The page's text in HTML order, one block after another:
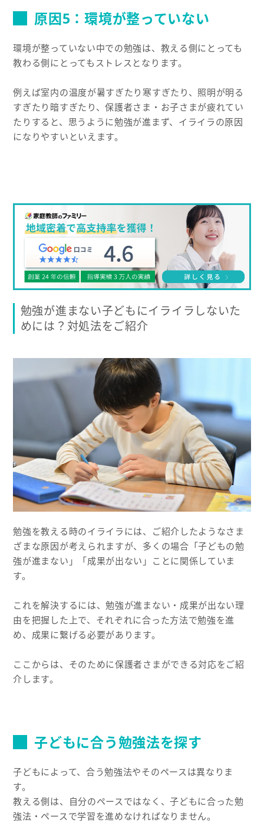
原因5：環境が整っていない
環境が整っていない中での勉強は、教える側にとっても
教わる側にとってもストレスとなります。
例えば室内の温度が暑すぎたり寒すぎたり、照明が明る
すぎたり暗すぎたり、保護者さま・お子さまが疲れてい
たりすると、思うように勉強が進まず、イライラの原因
になりやすいといえます。
勉強が進まない子どもにイライラしないた
めには？対処法をご紹介
勉強を教える時のイライラには、ご紹介したようなさま
ざまな原因が考えられますが、多くの場合「子どもの勉
強が進まない」「成果が出ない」ことに関係していま
す。
これを解決するには、勉強が進まない・成果が出ない理
由を把握した上で、それぞれに合った方法で勉強を進
め、成果に繋げる必要があります。
ここからは、そのために保護者さまができる対応をご紹
介します。
子どもに合う勉強法を探す
子どもによって、合う勉強法やそのペースは異なりま
す。
教える側は、自分のペースではなく、子どもに合った勉
強法・ペースで学習を進めなければなりません。